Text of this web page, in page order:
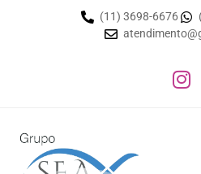
(11) 3698-6676